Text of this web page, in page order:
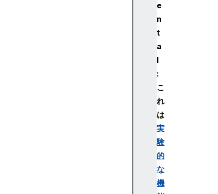
e
n
t
a
l
:
こ
れ
は
実
験
的
な
機